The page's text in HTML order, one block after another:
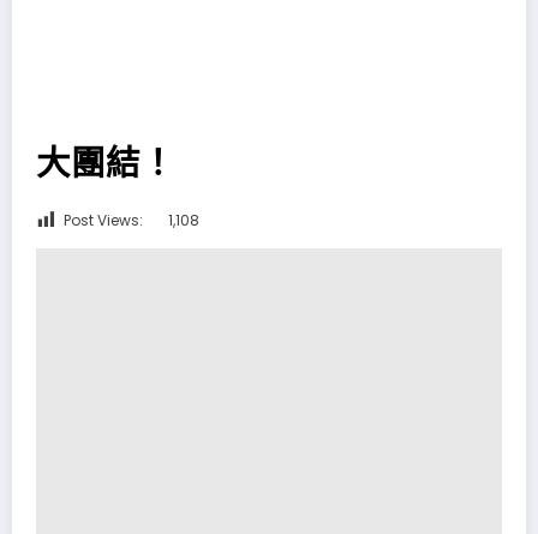
大團結！
Post Views: 1,108